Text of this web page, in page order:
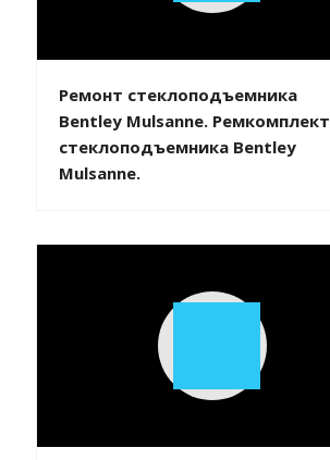
Ремонт стеклоподъемника
Bentley Mulsanne. Ремкомплект
стеклоподъемника Bentley
Mulsanne.
Play